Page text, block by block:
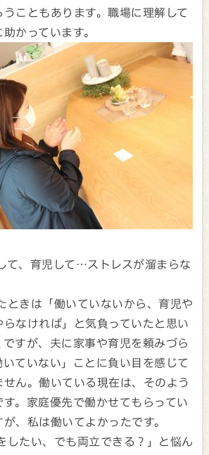
こともあります。職場に理解して
かっています。
て、育児して…ストレスが溜まらな
ときは「働いていないから、育児や
らなければ」と気負っていたと思い
ですが、夫に家事や育児を頼みづら
いていない」ことに負い目を感じて
せん。働いている現在は、そのよう
。家庭優先で働かせてもらってい
、私は働いてよかったです。
したい、でも両立できる？」と悩ん